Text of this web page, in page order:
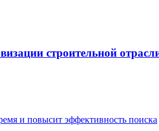
строительной